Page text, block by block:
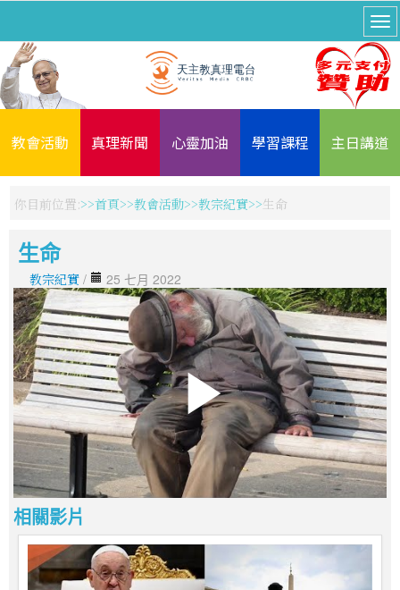
教會活動 真理新聞 心靈加油 學習課程 主日講道
你目前位置: 首頁 教會活動 教宗紀實 生命
生命
教宗紀實 / 25 七月 2022
相關影片